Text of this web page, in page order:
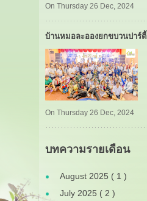
On Thursday 26 Dec, 2024
บ้านหมอละอองยกขบวนปาร์ตี้
On Thursday 26 Dec, 2024
บทความรายเดือน
August 2025 ( 1 )
July 2025 ( 2 )